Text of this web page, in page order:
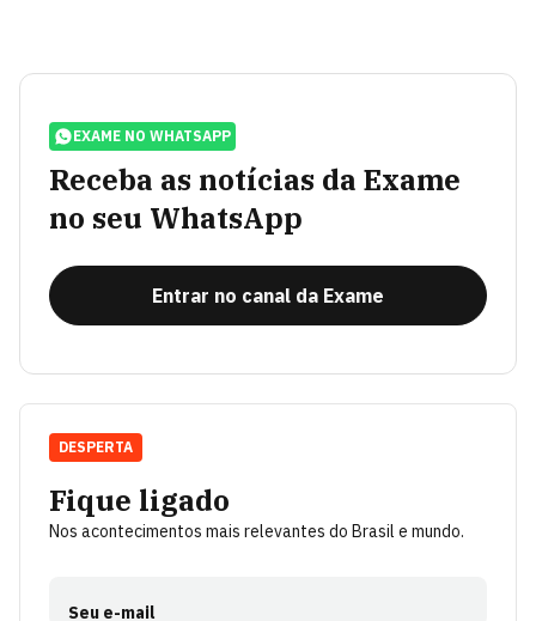
EXAME NO WHATSAPP
Receba as notícias da Exame
no seu WhatsApp
Entrar no canal da Exame
Fique ligado
Nos acontecimentos mais relevantes do Brasil e mundo.
Seu e-mail
DESPERTA